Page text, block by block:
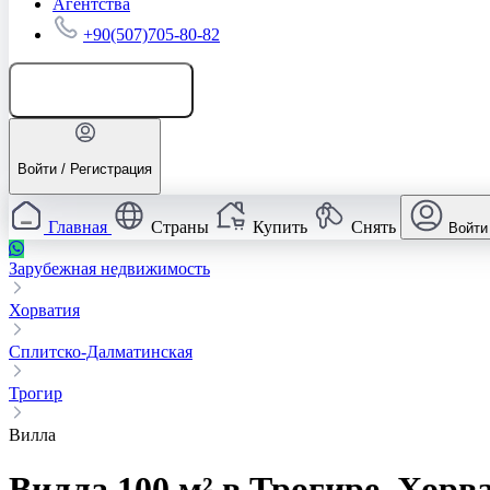
+90(507)705-80-82
Войти / Регистрация
Главная Страны Купить Снять Войти
Зарубежная недвижимость
Хорватия
Сплитско-Далматинская
Трогир
Вилла